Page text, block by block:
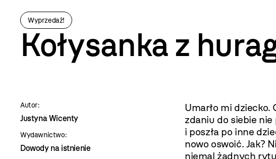
-
szablon
szczegóły
Wyprzedaż!
Kołysanka z
Autor:
Justyna Wicenty
Wydawnictwo:
Dowody na istnienie
Umarło mi dziecko.
zdaniu do siebie nie
i poszła po inne
nowo oswoić. Jak?
niemal żadnych